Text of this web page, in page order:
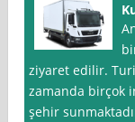
ziyaret edilir.
zamanda birçok
şehir